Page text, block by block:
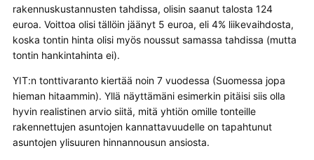
rakennuskustannusten tahdissa, olisin saanut talosta 124
euroa. Voittoa olisi tällöin jäänyt 5 euroa, eli 4% liikevaihdosta,
koska tontin hinta olisi myös noussut samassa tahdissa (mutta
tontin hankintahinta ei).
YIT:n tonttivaranto kiertää noin 7 vuodessa (Suomessa jopa
hieman hitaammin). Yllä näyttämäni esimerkin pitäisi siis olla
hyvin realistinen arvio siitä, mitä yhtiön omille tonteille
rakennettujen asuntojen kannattavuudelle on tapahtunut
asuntojen ylisuuren hinnannousun ansiosta.